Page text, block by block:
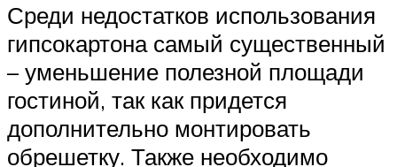
Среди недостатков использования
гипсокартона самый существенный
– уменьшение полезной площади
гостиной, так как придется
дополнительно монтировать
обрешетку. Также необходимо